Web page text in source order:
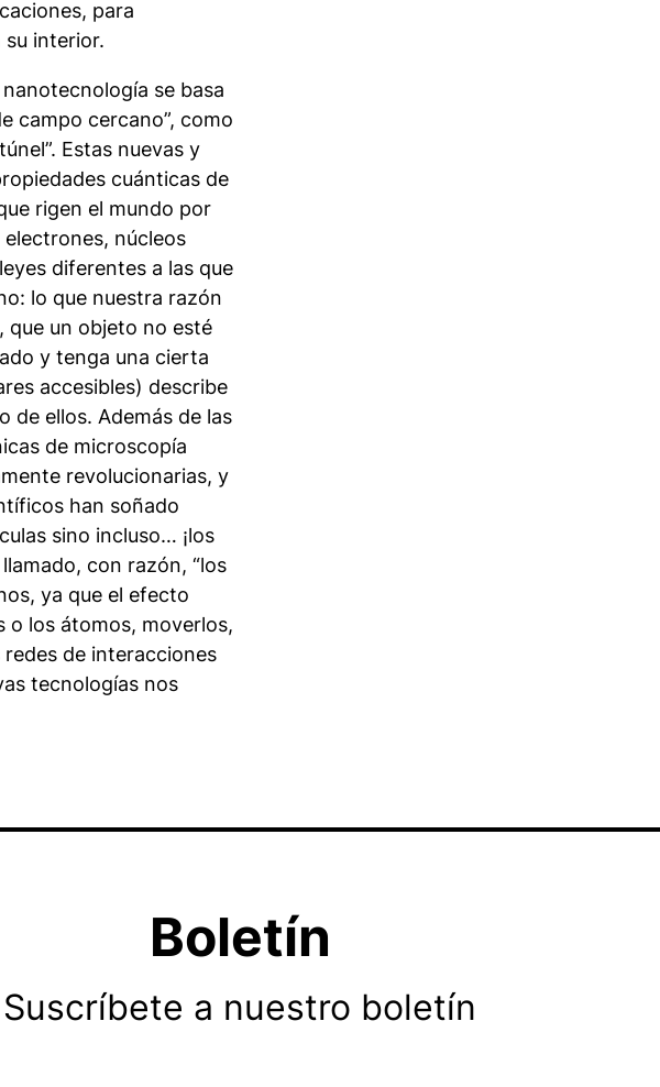
para
interior.
se basa
campo cercano”, como
Estas nuevas y
cuánticas de
rigen el mundo por
núcleos
diferentes a las que
lo que nuestra razón
que un objeto no esté
y tenga una cierta
accesibles) describe
de ellos. Además de las
de microscopía
revolucionarias, y
han soñado
sino incluso… ¡los
con razón, “los
ya que el efecto
o los átomos, moverlos,
de interacciones
tecnologías nos
Boletín
Suscríbete a nuestro boletín